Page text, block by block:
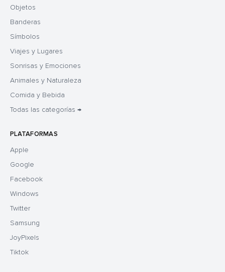
Objetos
Banderas
Símbolos
Viajes y Lugares
Sonrisas y Emociones
Animales y Naturaleza
Comida y Bebida
Todas las categorías →
PLATAFORMAS
Apple
Google
Facebook
Windows
Twitter
Samsung
JoyPixels
Tiktok